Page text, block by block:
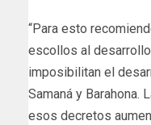
“Para esto
escollos al
imposibilitan el
Samaná y Barahona.
esos decretos